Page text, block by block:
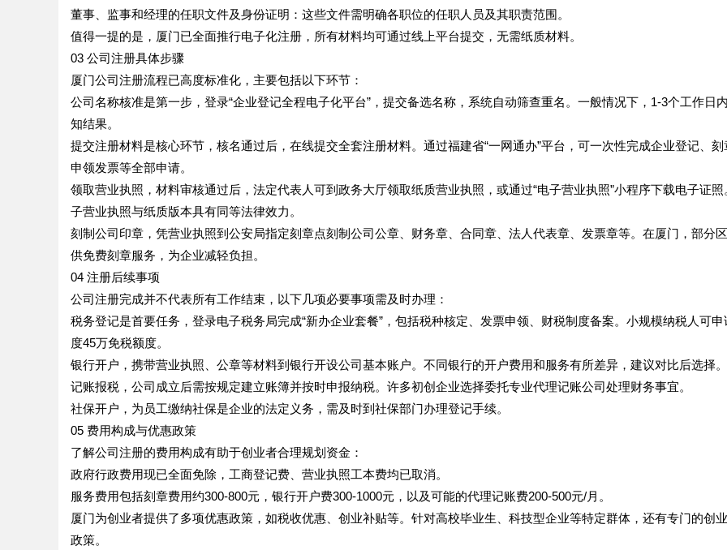
董事、监事和经理的任职文件及身份证明：这些文件需明确各职位的任职人员及其职责范围。
值得一提的是，厦门已全面推行电子化注册，所有材料均可通过线上平台提交，无需纸质材料。
03 公司注册具体步骤
厦门公司注册流程已高度标准化，主要包括以下环节：
公司名称核准是第一步，登录“企业登记全程电子化平台”，提交备选名称，系统自动筛查重名。一般情况下，1-3个工作日
知结果。
提交注册材料是核心环节，核名通过后，在线提交全套注册材料。通过福建省“一网通办”平台，可一次性完成企业登记、刻
申领发票等全部申请。
领取营业执照，材料审核通过后，法定代表人可到政务大厅领取纸质营业执照，或通过“电子营业执照”小程序下载电子证照
子营业执照与纸质版本具有同等法律效力。
刻制公司印章，凭营业执照到公安局指定刻章点刻制公司公章、财务章、合同章、法人代表章、发票章等。在厦门，部分
供免费刻章服务，为企业减轻负担。
04 注册后续事项
公司注册完成并不代表所有工作结束，以下几项必要事项需及时办理：
税务登记是首要任务，登录电子税务局完成“新办企业套餐”，包括税种核定、发票申领、财税制度备案。小规模纳税人可申
度45万免税额度。
银行开户，携带营业执照、公章等材料到银行开设公司基本账户。不同银行的开户费用和服务有所差异，建议对比后选择。
记账报税，公司成立后需按规定建立账簿并按时申报纳税。许多初创企业选择委托专业代理记账公司处理财务事宜。
社保开户，为员工缴纳社保是企业的法定义务，需及时到社保部门办理登记手续。
05 费用构成与优惠政策
了解公司注册的费用构成有助于创业者合理规划资金：
政府行政费用现已全面免除，工商登记费、营业执照工本费均已取消。
服务费用包括刻章费用约300-800元，银行开户费300-1000元，以及可能的代理记账费200-500元/月。
厦门为创业者提供了多项优惠政策，如税收优惠、创业补贴等。针对高校毕业生、科技型企业等特定群体，还有专门的创
政策。